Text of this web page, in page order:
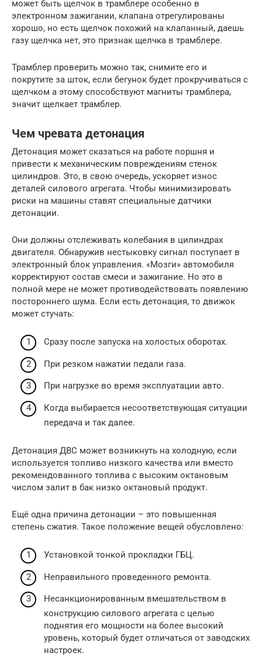
может быть щелчок в трамблере особенно в
электронном зажигании, клапана отрегулированы
хорошо, но есть щелчок похожий на клапанный, даешь
газу щелчка нет, это признак щелчка в трамблере.
Трамблер проверить можно так, снимите его и
покрутите за шток, если бегунок будет прокручиваться с
щелчком а этому способствуют магниты трамблера,
значит щелкает трамблер.
Чем чревата детонация
Детонация может сказаться на работе поршня и
привести к механическим повреждениям стенок
цилиндров. Это, в свою очередь, ускоряет износ
деталей силового агрегата. Чтобы минимизировать
риски на машины ставят специальные датчики
детонации.
Они должны отслеживать колебания в цилиндрах
двигателя. Обнаружив нестыковку сигнал поступает в
электронный блок управления. «Мозги» автомобиля
корректируют состав смеси и зажигание. Но это в
полной мере не может противодействовать появлению
постороннего шума. Если есть детонация, то движок
может стучать:
Сразу после запуска на холостых оборотах.
При резком нажатии педали газа.
При нагрузке во время эксплуатации авто.
Когда выбирается несоответствующая ситуации
передача и так далее.
Детонация ДВС может возникнуть на холодную, если
используется топливо низкого качества или вместо
рекомендованного топлива с высоким октановым
числом залит в бак низко октановый продукт.
Ещё одна причина детонации – это повышенная
степень сжатия. Такое положение вещей обусловлено:
Установкой тонкой прокладки ГБЦ.
Неправильного проведенного ремонта.
Несанкционированным вмешательством в
конструкцию силового агрегата с целью
поднятия его мощности на более высокий
уровень, который будет отличаться от заводских
настроек.